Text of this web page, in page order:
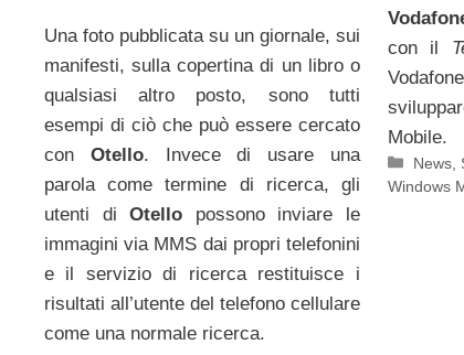
con il
Mobile.
News
Windows
Una foto pubblicata su un giornale, sui
manifesti, sulla copertina di un libro o
qualsiasi altro posto, sono tutti
esempi di ciò che può essere cercato
con Otello. Invece di usare una
parola come termine di ricerca, gli
utenti diOtello possono inviare le
immagini via MMS dai propri telefonini
e il servizio di ricerca restituisce i
risultati all’utente del telefono cellulare
come una normale ricerca.